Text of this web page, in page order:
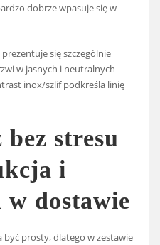
dobrze wpasuje się w
się szczególnie
w jasnych i neutralnych
inox/szlif podkreśla linię
stresu
i
w dostawie
być prosty, dlatego w zestawie